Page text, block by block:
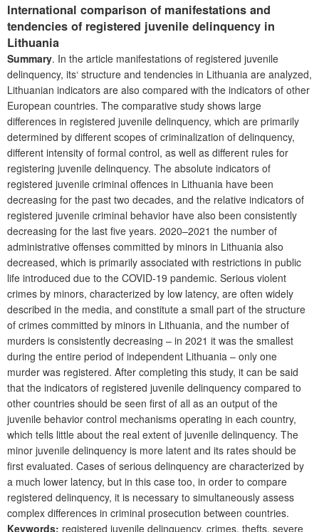
International comparison of manifestations and
tendencies of registered juvenile delinquency in
Lithuania
Summary. In the article manifestations of registered juvenile
delinquency, its‘ structure and tendencies in Lithuania are analyzed,
Lithuanian indicators are also compared with the indicators of other
European countries. The comparative study shows large
differences in registered juvenile delinquency, which are primarily
determined by different scopes of criminalization of delinquency,
different intensity of formal control, as well as different rules for
registering juvenile delinquency. The absolute indicators of
registered juvenile criminal offences in Lithuania have been
decreasing for the past two decades, and the relative indicators of
registered juvenile criminal behavior have also been consistently
decreasing for the last five years. 2020–2021 the number of
administrative offenses committed by minors in Lithuania also
decreased, which is primarily associated with restrictions in public
life introduced due to the COVID-19 pandemic. Serious violent
crimes by minors, characterized by low latency, are often widely
described in the media, and constitute a small part of the structure
of crimes committed by minors in Lithuania, and the number of
murders is consistently decreasing – in 2021 it was the smallest
during the entire period of independent Lithuania – only one
murder was registered. After completing this study, it can be said
that the indicators of registered juvenile delinquency compared to
other countries should be seen first of all as an output of the
juvenile behavior control mechanisms operating in each country,
which tells little about the real extent of juvenile delinquency. The
minor juvenile delinquency is more latent and its rates should be
first evaluated. Cases of serious delinquency are characterized by
a much lower latency, but in this case too, in order to compare
registered delinquency, it is necessary to simultaneously assess
complex differences in criminal prosecution between countries.
Keywords: registered juvenile delinquency, crimes, thefts, severe